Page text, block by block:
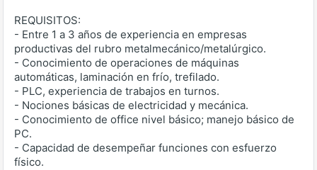
REQUISITOS:
- Entre 1 a 3 años de experiencia en empresas
productivas del rubro metalmecánico/metalúrgico.
- Conocimiento de operaciones de máquinas
automáticas, laminación en frío, trefilado.
- PLC, experiencia de trabajos en turnos.
- Nociones básicas de electricidad y mecánica.
- Conocimiento de office nivel básico; manejo básico de
PC.
- Capacidad de desempeñar funciones con esfuerzo
físico.